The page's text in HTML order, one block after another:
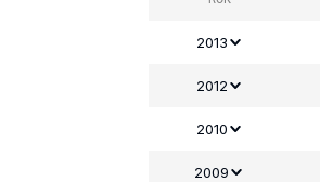
2013
2012
2010
2009